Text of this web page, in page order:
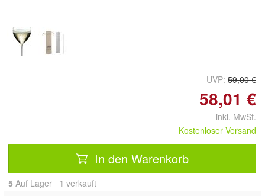
UVP: 59,00 €
58,01 €
inkl. MwSt.
Kostenloser Versand
In den Warenkorb
5 Auf Lager 1 verkauft